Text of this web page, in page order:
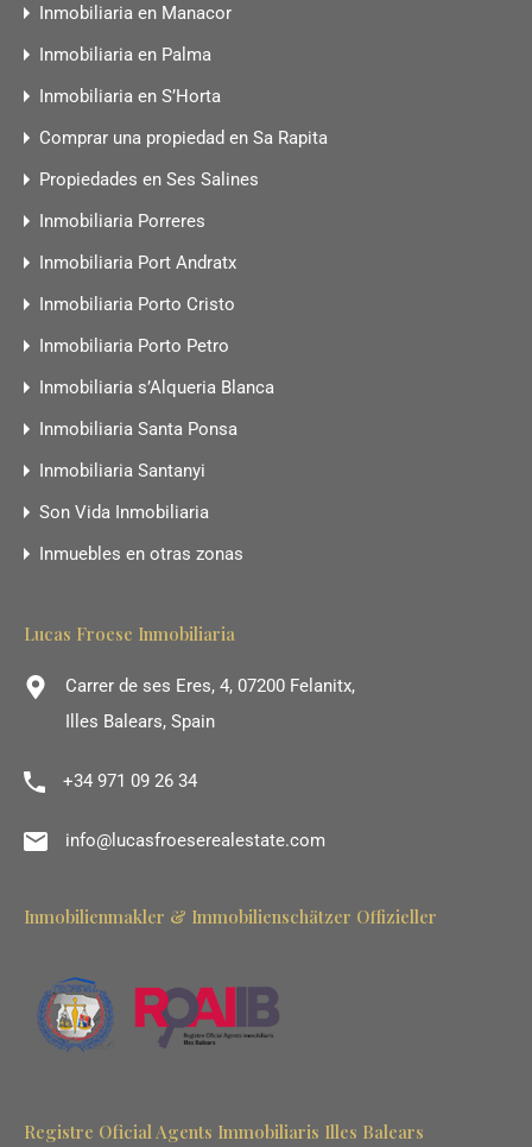
Inmobiliaria en Manacor
Inmobiliaria en Palma
Inmobiliaria en S’Horta
Comprar una propiedad en Sa Rapita
Propiedades en Ses Salines
Inmobiliaria Porreres
Inmobiliaria Port Andratx
Inmobiliaria Porto Cristo
Inmobiliaria Porto Petro
Inmobiliaria s’Alqueria Blanca
Inmobiliaria Santa Ponsa
Inmobiliaria Santanyi
Son Vida Inmobiliaria
Inmuebles en otras zonas
Lucas Froese Inmobiliaria
Carrer de ses Eres, 4, 07200 Felanitx,
Illes Balears, Spain
+34 971 09 26 34
info@lucasfroeserealestate.com
Inmobilienmakler & Immobilienschätzer Offizieller
Registre Oficial Agents Immobiliaris Illes Balears